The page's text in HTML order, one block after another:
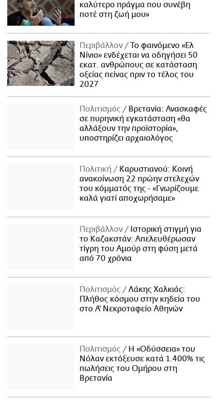
καλύτερο πράγμα που συνέβη
ποτέ στη ζωή μου»
Περιβάλλον
Το φαινόμενο «Ελ
Νίνιο» ενδέχεται να οδηγήσει 50
εκατ. ανθρώπους σε κατάσταση
οξείας πείνας πριν το τέλος του
2027
Πολιτισμός
Βρετανία: Ανασκαφές
σε πυρηνική εγκατάσταση «θα
αλλάξουν την προϊστορία»,
υποστηρίζει αρχαιολόγος
Πολιτική
Καρυστιανού: Κοινή
ανακοίνωση 22 πρώην στελεχών
του κόμματός της - «Γνωρίζουμε
καλά γιατί αποχωρήσαμε»
Περιβάλλον
Ιστορική στιγμή για
το Καζακστάν: Απελευθέρωσαν
τίγρη του Αμούρ στη φύση μετά
από 70 χρόνια
Πολιτισμός
Λάκης Χαλκιάς:
Πλήθος κόσμου στην κηδεία του
στο Α' Νεκροταφείο Αθηνών
Πολιτισμός
Η «Οδύσσεια» του
Νόλαν εκτόξευσε κατά 1.400% τις
πωλήσεις του Ομήρου στη
Βρετανία